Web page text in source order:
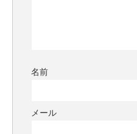
名前
メール